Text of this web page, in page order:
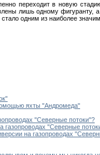
переходит в новую
лишь одному фигуранту,
одним из наиболее
яхты "Андромеда"
"Северные потоки"?
"Северные
на газопроводах